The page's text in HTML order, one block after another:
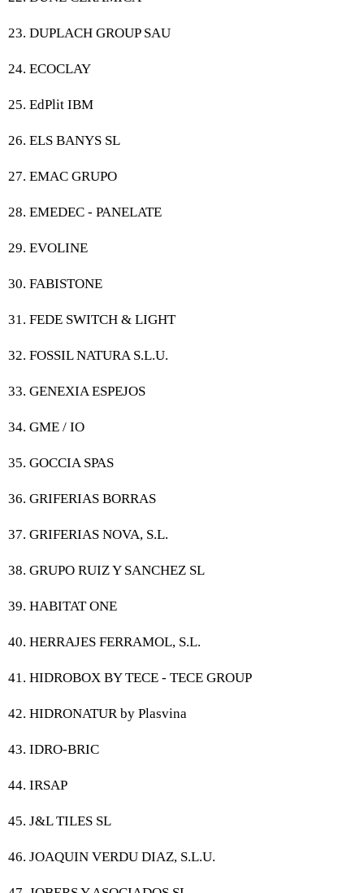
23. DUPLACH GROUP SAU
24. ECOCLAY
25. EdPlit IBM
26. ELS BANYS SL
27. EMAC GRUPO
28. EMEDEC - PANELATE
29. EVOLINE
30. FABISTONE
31. FEDE SWITCH & LIGHT
32. FOSSIL NATURA S.L.U.
33. GENEXIA ESPEJOS
34. GME / IO
35. GOCCIA SPAS
36. GRIFERIAS BORRAS
37. GRIFERIAS NOVA, S.L.
38. GRUPO RUIZ Y SANCHEZ SL
39. HABITAT ONE
40. HERRAJES FERRAMOL, S.L.
41. HIDROBOX BY TECE - TECE GROUP
42. HIDRONATUR by Plasvina
43. IDRO-BRIC
44. IRSAP
45. J&L TILES SL
46. JOAQUIN VERDU DIAZ, S.L.U.